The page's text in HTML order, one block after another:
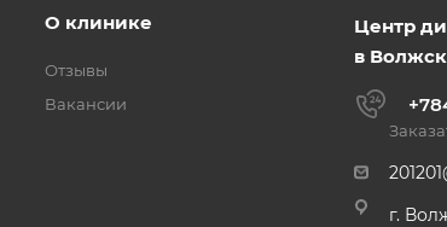
О клинике
Отзывы
Вакансии
Центр
в
г.